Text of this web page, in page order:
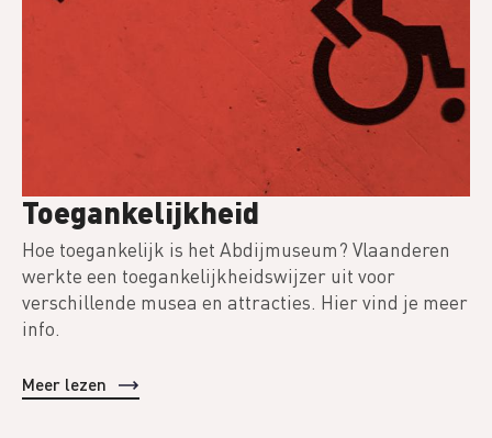
Toegankelijkheid
Hoe toegankelijk is het Abdijmuseum? Vlaanderen
werkte een toegankelijkheidswijzer uit voor
verschillende musea en attracties. Hier vind je meer
info.
Meer lezen